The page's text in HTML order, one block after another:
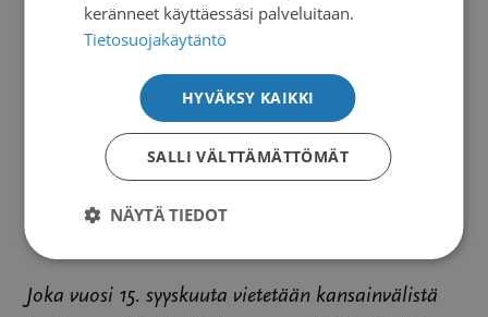
ihminen on paljolti oman tilansa seurannan
varassa. Kyselyn avoimissa vastauksissa
haluttiin kuitenkin nostaa esiin, että lymfoomiin
saa Suomessa hyvää hoitoa eikä diagnoosi ole
mikään lopullinen tuomio – vaikka sairaus
uusiutuisikin.
Joka vuosi 15. syyskuuta vietetään kansainvälistä
keränneet käyttäessäsi palveluitaan.
Tietosuojakäytäntö
HYVÄKSY KAIKKI
SALLI VÄLTTÄMÄTTÖMÄT
NÄYTÄ TIEDOT